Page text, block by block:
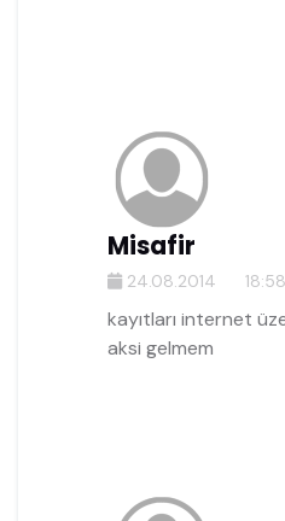
Misafir
24.08.2014 18:58
kayıtları internet
aksi gelmem